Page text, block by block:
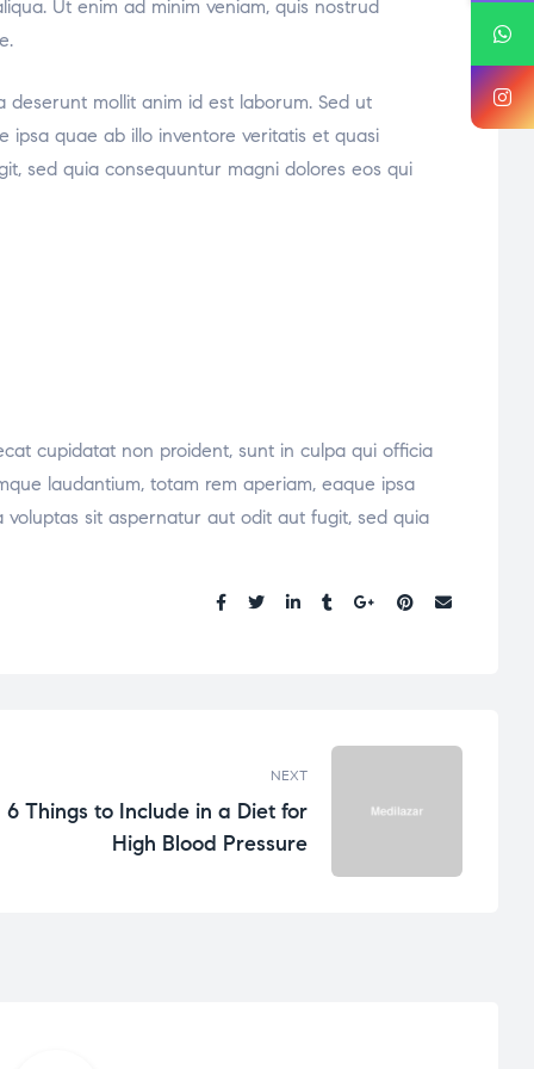
Ut enim ad minim veniam, quis nostrud
mollit anim id est laborum. Sed ut
ipsa quae ab illo inventore veritatis et quasi
sed quia consequuntur magni dolores eos qui
cupidatat non proident, sunt in culpa qui officia
laudantium, totam rem aperiam, eaque ipsa
sit aspernatur aut odit aut fugit, sed quia
Share:
NEXT
6 Things to Include in a Diet for
High Blood Pressure